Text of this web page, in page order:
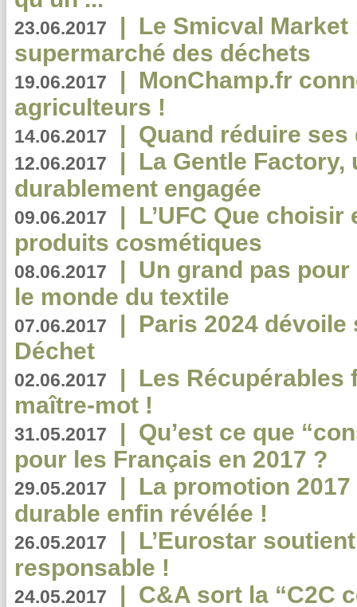
23.06.2017 | Le Smicval
supermarché des déchets
19.06.2017 | MonChamp.fr
agriculteurs !
14.06.2017 | Quand réduire
12.06.2017 | La Gentle
durablement engagée
09.06.2017 | L’UFC Que
produits cosmétiques
08.06.2017 | Un grand pas
le monde du textile
07.06.2017 | Paris 2024
Déchet
02.06.2017 | Les Récupérables
maître-mot !
31.05.2017 | Qu’est ce que
pour les Français en 2017 ?
29.05.2017 | La promotion
durable enfin révélée !
26.05.2017 | L’Eurostar
responsable !
24.05.2017 | C&A sort la “C2C